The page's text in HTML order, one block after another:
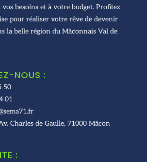
vos besoins et à votre budget. Profitez
pour réaliser votre rêve de devenir
la belle région du Mâconnais Val de
NOUS :
50
01
Charles de Gaulle, 71000 Mâcon
: